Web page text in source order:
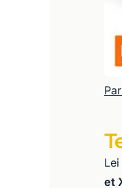
et